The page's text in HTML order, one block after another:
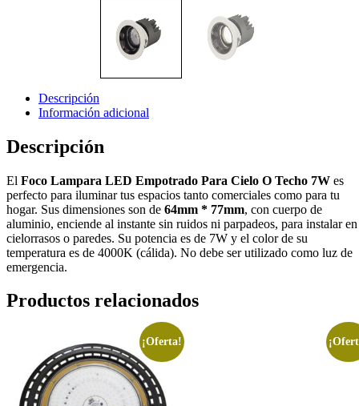
Descripción
Información adicional
Descripción
El Foco Lampara LED Empotrado Para Cielo O Techo 7W es
perfecto para iluminar tus espacios tanto comerciales como para tu
hogar. Sus dimensiones son de 64mm * 77mm, con cuerpo de
aluminio, enciende al instante sin ruidos ni parpadeos, para instalar en
cielorrasos o paredes. Su potencia es de 7W y el color de su
temperatura es de 4000K (cálida). No debe ser utilizado como luz de
emergencia.
Productos relacionados
¡Oferta!